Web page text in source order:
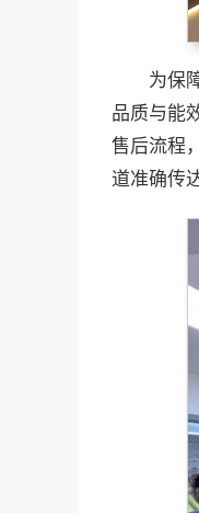
为保
品质与能
售后流程
道准确传